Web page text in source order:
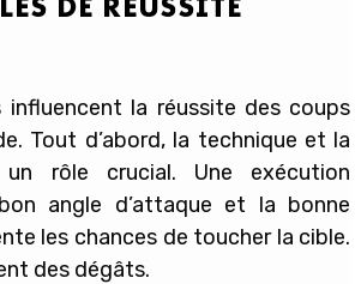
DE RÉUSSITE
influencent la réussite des coups
Tout d’abord, la technique et la
rôle crucial. Une exécution
angle d’attaque et la bonne
les chances de toucher la cible.
des dégâts.